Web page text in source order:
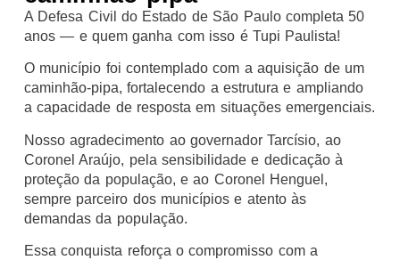
A Defesa Civil do Estado de São Paulo completa 50
anos — e quem ganha com isso é Tupi Paulista!
O município foi contemplado com a aquisição de um
caminhão-pipa, fortalecendo a estrutura e ampliando
a capacidade de resposta em situações emergenciais.
Nosso agradecimento ao governador Tarcísio, ao
Coronel Araújo, pela sensibilidade e dedicação à
proteção da população, e ao Coronel Henguel,
sempre parceiro dos municípios e atento às
demandas da população.
Essa conquista reforça o compromisso com a